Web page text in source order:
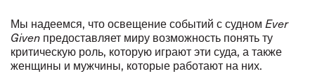
Мы надеемся, что освещение событий с судном Ever
Given предоставляет миру возможность понять ту
критическую роль, которую играют эти суда, а также
женщины и мужчины, которые работают на них.